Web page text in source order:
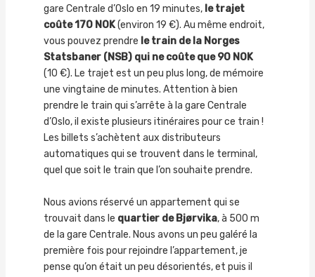
gare Centrale d’Oslo en 19 minutes, le trajet
coûte 170 NOK(environ 19 €). Au même endroit,
vous pouvez prendre le train de la Norges
Statsbaner (NSB) qui ne coûte que 90 NOK
(10 €). Le trajet est un peu plus long, de mémoire
une vingtaine de minutes. Attention à bien
prendre le train qui s’arrête à la gare Centrale
d’Oslo, il existe plusieurs itinéraires pour ce train !
Les billets s’achètent aux distributeurs
automatiques qui se trouvent dans le terminal,
quel que soit le train que l’on souhaite prendre.
Nous avions réservé un appartement qui se
trouvait dans le quartier de Bjørvika, à 500 m
de la gare Centrale. Nous avons un peu galéré la
première fois pour rejoindre l’appartement, je
pense qu’on était un peu désorientés, et puis il